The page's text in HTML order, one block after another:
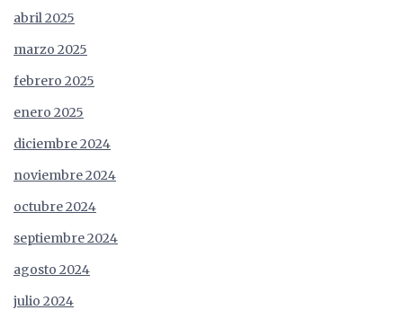
abril 2025
marzo 2025
febrero 2025
enero 2025
diciembre 2024
noviembre 2024
octubre 2024
septiembre 2024
agosto 2024
julio 2024